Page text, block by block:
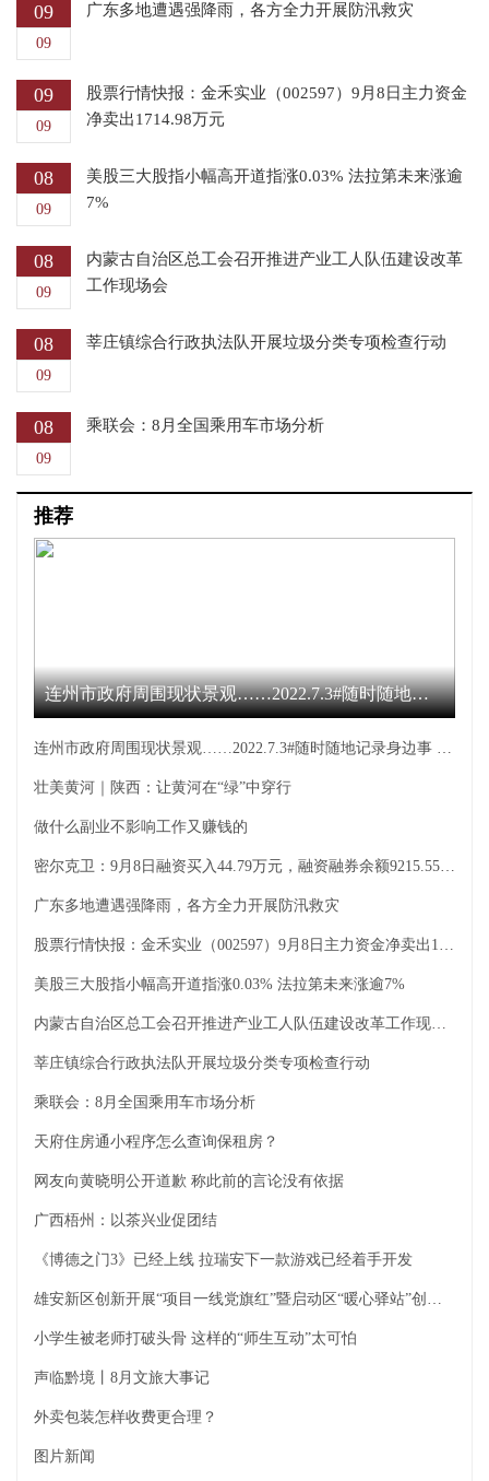
09
09
广东多地遭遇强降雨，各方全力开展防汛救灾
09
09
股票行情快报：金禾实业（002597）9月8日主力资金
净卖出1714.98万元
08
09
美股三大股指小幅高开道指涨0.03% 法拉第未来涨逾
7%
08
09
内蒙古自治区总工会召开推进产业工人队伍建设改革
工作现场会
08
09
莘庄镇综合行政执法队开展垃圾分类专项检查行动
08
09
乘联会：8月全国乘用车市场分析
推荐
连州市政府周围现状景观……2022.7.3#随时随地记录身边事 #雨中漫步...
连州市政府周围现状景观……2022.7.3#随时随地记录身边事 #雨中漫步...
壮美黄河｜陕西：让黄河在“绿”中穿行
做什么副业不影响工作又赚钱的
密尔克卫：9月8日融资买入44.79万元，融资融券余额9215.55万元
广东多地遭遇强降雨，各方全力开展防汛救灾
股票行情快报：金禾实业（002597）9月8日主力资金净卖出1714.98万元
美股三大股指小幅高开道指涨0.03% 法拉第未来涨逾7%
内蒙古自治区总工会召开推进产业工人队伍建设改革工作现场会
莘庄镇综合行政执法队开展垃圾分类专项检查行动
乘联会：8月全国乘用车市场分析
天府住房通小程序怎么查询保租房？
网友向黄晓明公开道歉 称此前的言论没有依据
广西梧州：以茶兴业促团结
《博德之门3》已经上线 拉瑞安下一款游戏已经着手开发
雄安新区创新开展“项目一线党旗红”暨启动区“暖心驿站”创建工作
小学生被老师打破头骨 这样的“师生互动”太可怕
声临黔境丨8月文旅大事记
外卖包装怎样收费更合理？
图片新闻